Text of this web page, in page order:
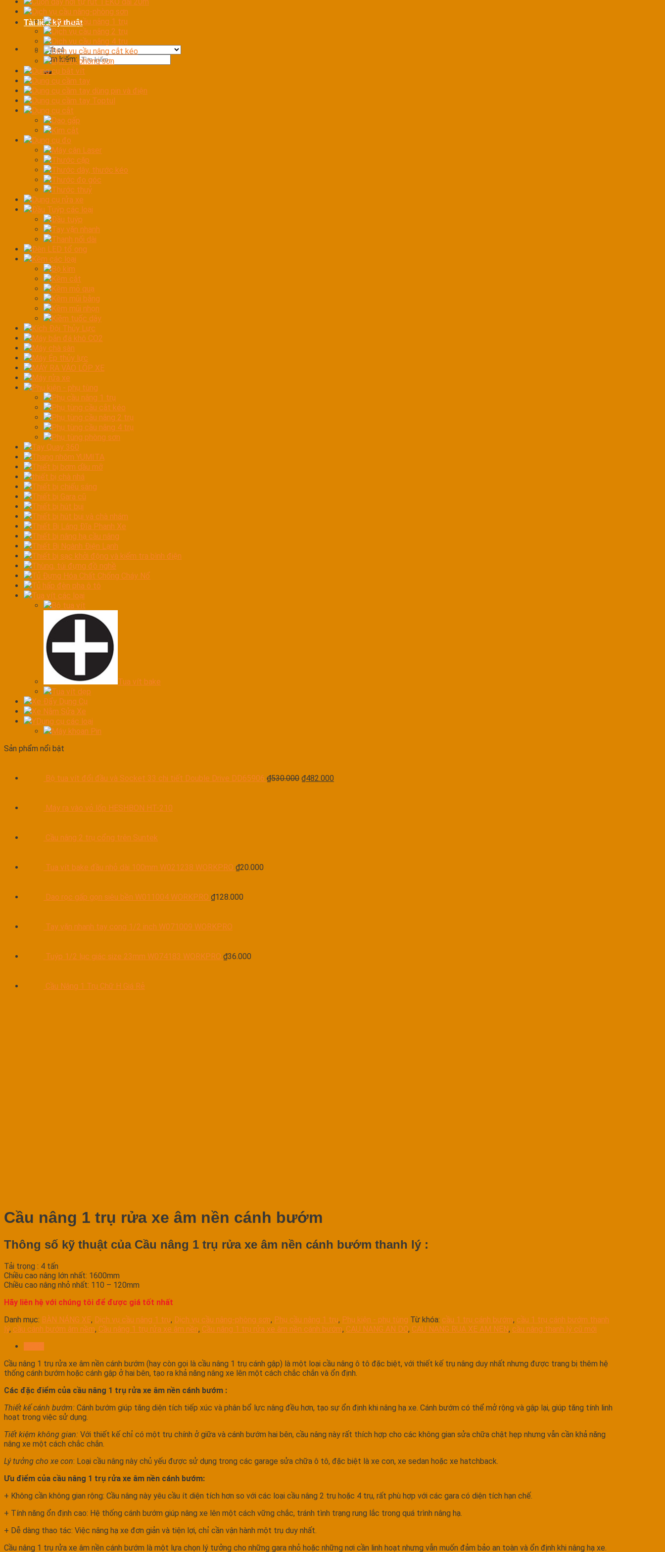
Tài liệu kỹ thuật
Tìm kiếm:
Dịch vụ cầu nâng-phòng sơn
Dịch vụ cầu nâng 1 trụ
Dịch vụ cầu nâng 2 trụ
Dịch vụ cầu nâng 4 trụ
Dịch vụ cầu nâng cắt kéo
Dịch vụ phòng sơn
Dụng cụ bắt vít
Dụng cụ cầm tay
Dụng cụ cầm tay dùng pin và điện
Dụng cụ cầm tay Toptul
Dụng cụ cắt
Dao gấp
Kìm cắt
Dụng cụ đo
Máy cân Laser
Thước cặp
Thước dây, thước kéo
Thước đo góc
Thước thuỷ
Dụng cụ rửa xe
Đầu Tuýp các loại
Đầu tuýp
Tay vặn nhanh
Thanh nối dài
Đèn LED tổ ong
Kềm các loại
Bộ kìm
Kềm cắt
Kềm mỏ quạ
Kềm mũi bằng
Kềm mũi nhọn
Kiềm tuốc dây
Kích Đội Thủy Lực
Máy bắn đá khô CO2
Máy chà sàn
Máy Ép thủy lực
MÁY RA VÀO LỐP XE
Máy rửa xe
Phụ kiện - phụ tùng
Phụ cầu nâng 1 trụ
Phụ tùng cầu cắt kéo
Phụ tùng cầu nâng 2 trụ
Phụ tùng cầu nâng 4 trụ
Phụ tùng phòng sơn
Tay Quay 360
Thang nhôm YUMITA
Thiết bị bơm dầu mỡ
thiết bị chà nhá
Thiết bị chiếu sáng
Thiết bị Gara cũ
Thiết bị hút bụi
Thiết bị hút bụi và chà nhám
Thiết Bị Láng Đĩa Phanh Xe
Thiết bị nâng hạ cầu nâng
Thiết Bị Ngành Điện Lạnh
Thiết bị sạc khởi động và kiểm tra bình điện
Thùng, túi đựng đồ nghề
Tủ Đựng Hóa Chất Chống Cháy Nổ
Tủ hấp đèn pha ô tô
Tua vít các loại
Bộ tua vít
Tua vít bake
Tua vít dẹp
Xe Đẩy Dụng Cụ
Xe Nằm Sửa Xe
YDụng cụ các loại
Máy khoan Pin
Sản phẩm nổi bật
Bộ tua vít đổi đầu và Socket 33 chi tiết Double Drive DD65906 ₫530.000 ₫482.000
Máy ra vào vỏ lốp HESHBON HT-210
Cầu nâng 2 trụ cổng trên Suntek
Tua vít bake đầu nhỏ dài 100mm W021238 WORKPRO ₫20.000
Dao rọc gấp gọn siêu bền W011004 WORKPRO ₫128.000
Tay vặn nhanh tay cong 1/2 inch W071009 WORKPRO
Tuýp 1/2 lục giác size 23mm W074183 WORKPRO ₫36.000
Cầu Nâng 1 Trụ Chữ H Giá Rẻ
Cầu nâng 1 trụ rửa xe âm nền cánh bướm
Thông số kỹ thuật của Cầu nâng 1 trụ rửa xe âm nền cánh bướm thanh lý :
Tải trọng : 4 tấn
Chiều cao nâng lớn nhất: 1600mm
Chiều cao nâng nhỏ nhất: 110 – 120mm
Hãy liên hệ với chúng tôi để được giá tốt nhất
Danh mục: BÀN NÁNG XE, Dịch vụ cầu nâng 1 trụ, Dịch vụ cầu nâng-phòng sơn, Phụ cầu nâng 1 trụ, Phụ kiện - phụ tùng Từ khóa: cầu 1 trụ cánh bướm, cầu 1 trụ cánh bướm thanh
lý, cầu cánh bướm âm nềm, Cầu nâng 1 trụ rửa xe âm nền, Cầu nâng 1 trụ rửa xe âm nền cánh bướm, CAU NANG AN DO, CAU NANG RUA XE AM NEN, cầu nâng thanh lý cũ mới
Cầu nâng 1 trụ rửa xe âm nền cánh bướm (hay còn gọi là cầu nâng 1 trụ cánh gập) là một loại cầu nâng ô tô đặc biệt, với thiết kế trụ nâng duy nhất nhưng được trang bị thêm hệ
thống cánh bướm hoặc cánh gập ở hai bên, tạo ra khả năng nâng xe lên một cách chắc chắn và ổn định.
Các đặc điểm của cầu nâng 1 trụ rửa xe âm nền cánh bướm :
Thiết kế cánh bướm: Cánh bướm giúp tăng diện tích tiếp xúc và phân bổ lực nâng đều hơn, tạo sự ổn định khi nâng hạ xe. Cánh bướm có thể mở rộng và gập lại, giúp tăng tính linh
hoạt trong việc sử dụng.
Tiết kiệm không gian: Với thiết kế chỉ có một trụ chính ở giữa và cánh bướm hai bên, cầu nâng này rất thích hợp cho các không gian sửa chữa chật hẹp nhưng vẫn cần khả năng
nâng xe một cách chắc chắn.
Lý tưởng cho xe con: Loại cầu nâng này chủ yếu được sử dụng trong các garage sửa chữa ô tô, đặc biệt là xe con, xe sedan hoặc xe hatchback.
Ưu điểm của cầu nâng 1 trụ rửa xe âm nền cánh bướm:
+ Không cần không gian rộng: Cầu nâng này yêu cầu ít diện tích hơn so với các loại cầu nâng 2 trụ hoặc 4 trụ, rất phù hợp với các gara có diện tích hạn chế.
+ Tính năng ổn định cao: Hệ thống cánh bướm giúp nâng xe lên một cách vững chắc, tránh tình trạng rung lắc trong quá trình nâng hạ.
+ Dễ dàng thao tác: Việc nâng hạ xe đơn giản và tiện lợi, chỉ cần vận hành một trụ duy nhất.
Cầu nâng 1 trụ rửa xe âm nền cánh bướm là một lựa chọn lý tưởng cho những gara nhỏ hoặc những nơi cần linh hoạt nhưng vẫn muốn đảm bảo an toàn và ổn định khi nâng hạ xe.